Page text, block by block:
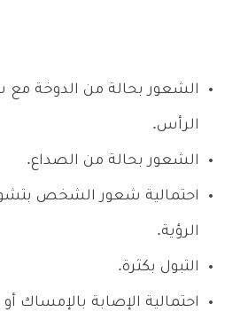
الشعور بحالة من الدوخة
الرأس.
الشعور بحالة من الصداع.
احتمالية شعور الشخص
الرؤية.
التبول بكثرة.
احتمالية الإصابة بالإمساك